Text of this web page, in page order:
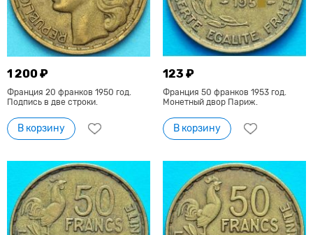
1 200 ₽
Франция 20 франков 1950 год.
Подпись в две строки.
В корзину
123 ₽
Франция 50 франков 1953 год.
Монетный двор Париж.
В корзину